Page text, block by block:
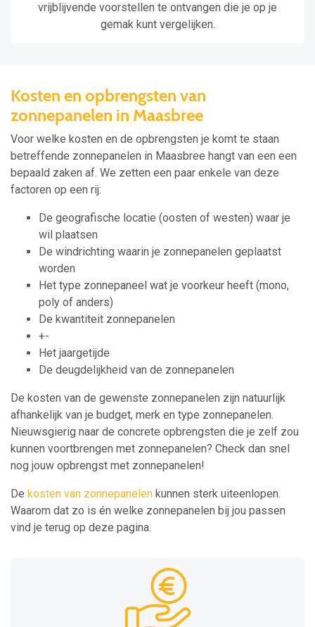
vrijblijvende voorstellen te ontvangen die je op je
gemak kunt vergelijken.
Kosten en opbrengsten van
zonnepanelen in Maasbree
Voor welke kosten en de opbrengsten je komt te staan
betreffende zonnepanelen in Maasbree hangt van een een
bepaald zaken af. We zetten een paar enkele van deze
factoren op een rij:
De geografische locatie (oosten of westen) waar je
wil plaatsen
De windrichting waarin je zonnepanelen geplaatst
worden
Het type zonnepaneel wat je voorkeur heeft (mono,
poly of anders)
De kwantiteit zonnepanelen
+-
Het jaargetijde
De deugdelijkheid van de zonnepanelen
De kosten van de gewenste zonnepanelen zijn natuurlijk
afhankelijk van je budget, merk en type zonnepanelen.
Nieuwsgierig naar de concrete opbrengsten die je zelf zou
kunnen voortbrengen met zonnepanelen? Check dan snel
nog jouw opbrengst met zonnepanelen!
De kosten van zonnepanelen kunnen sterk uiteenlopen.
Waarom dat zo is én welke zonnepanelen bij jou passen
vind je terug op deze pagina.